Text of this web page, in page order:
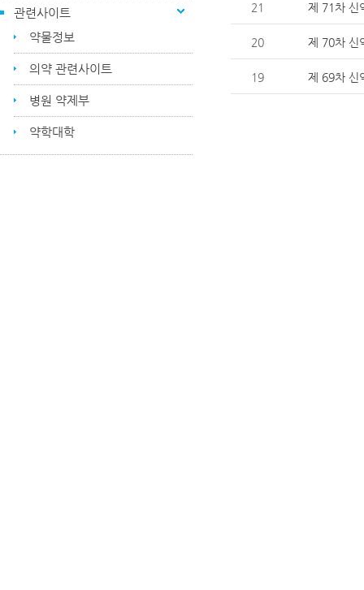
관련사이트
약물정보
의약 관련사이트
병원 약제부
약학대학
21 제 71차
20 제 70차
19 제 69차